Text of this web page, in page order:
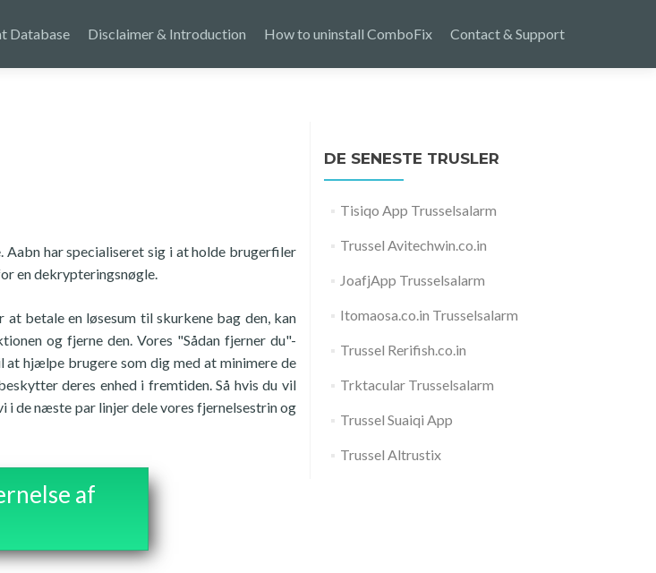
Database Disclaimer & Introduction How to uninstall ComboFix Contact & Support
har specialiseret sig i at holde brugerfiler
en dekrypteringsnøgle.
betale en løsesum til skurkene bag den, kan
og fjerne den. Vores "Sådan fjerner du"-
at hjælpe brugere som dig med at minimere de
deres enhed i fremtiden. Så hvis du vil
i de næste par linjer dele vores fjernelsestrin og
af
DE SENESTE TRUSLER
Tisiqo App Trusselsalarm
Trussel Avitechwin.co.in
JoafjApp Trusselsalarm
Itomaosa.co.in Trusselsalarm
Trussel Rerifish.co.in
Trktacular Trusselsalarm
Trussel Suaiqi App
Trussel Altrustix